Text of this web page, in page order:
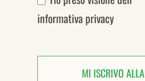
informativa privacy
MI ISCRIVO ALLA